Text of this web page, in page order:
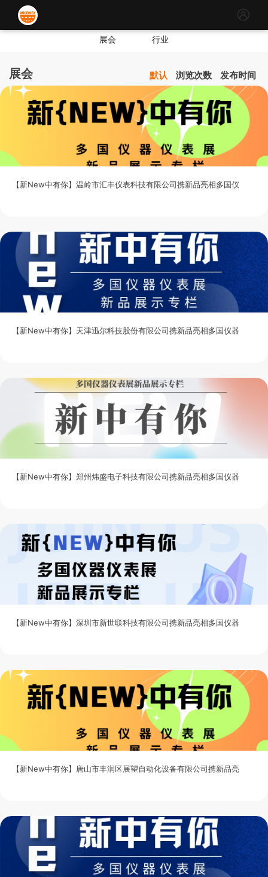
展会 行业
展会 默认 浏览次数 发布时间
【新New中有你】温岭市汇丰仪表科技有限公司携新品亮相多国仪
【新New中有你】天津迅尔科技股份有限公司携新品亮相多国仪器
【新New中有你】郑州炜盛电子科技有限公司携新品亮相多国仪器
【新New中有你】深圳市新世联科技有限公司携新品亮相多国仪器
【新New中有你】唐山市丰润区展望自动化设备有限公司携新品亮